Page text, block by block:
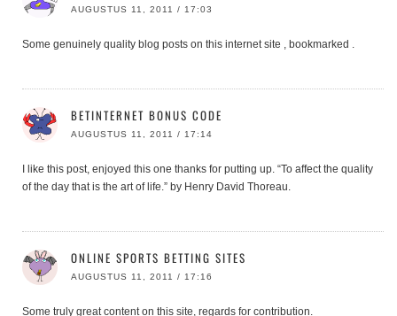
AUGUSTUS 11, 2011 / 17:03
Some genuinely quality blog posts on this internet site , bookmarked .
BETINTERNET BONUS CODE
AUGUSTUS 11, 2011 / 17:14
I like this post, enjoyed this one thanks for putting up. “To affect the quality
of the day that is the art of life.” by Henry David Thoreau.
ONLINE SPORTS BETTING SITES
AUGUSTUS 11, 2011 / 17:16
Some truly great content on this site, regards for contribution.